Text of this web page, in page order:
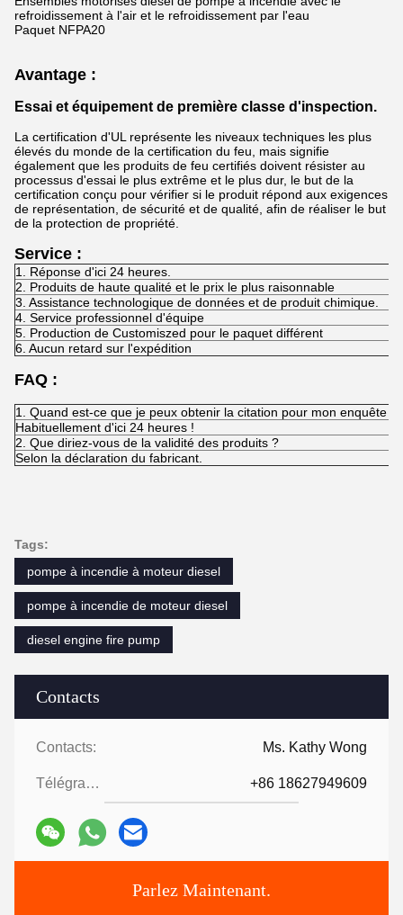
Contacts
Contacts: Ms. Kathy Wong
Télégramme: +86 18627949609
Parlez Maintenant.
refroidissement à l'air et le refroidissement par l'eau
Paquet NFPA20
Avantage :
Essai et équipement de première classe d'inspection.
La certification d'UL représente les niveaux techniques les plus
élevés du monde de la certification du feu, mais signifie
également que les produits de feu certifiés doivent résister au
processus d'essai le plus extrême et le plus dur, le but de la
certification conçu pour vérifier si le produit répond aux exigences
de représentation, de sécurité et de qualité, afin de réaliser le but
de la protection de propriété.
Service :
1. Réponse d'ici 24 heures.
2. Produits de haute qualité et le prix le plus raisonnable
3. Assistance technologique de données et de produit chimique.
4. Service professionnel d'équipe
5. Production de Customiszed pour le paquet différent
6. Aucun retard sur l'expédition
FAQ :
1. Quand est-ce que je peux obtenir la citation pour mon enquête ?
Habituellement d'ici 24 heures !
2. Que diriez-vous de la validité des produits ?
Selon la déclaration du fabricant.
Tags:
pompe à incendie à moteur diesel
pompe à incendie de moteur diesel
diesel engine fire pump